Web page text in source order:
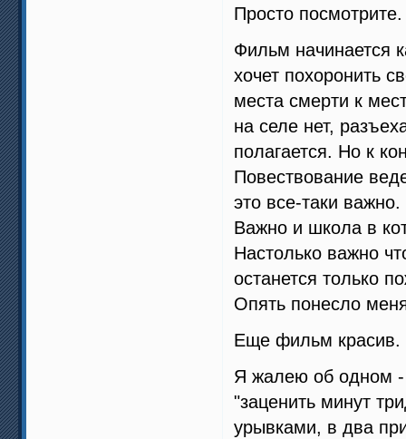
Просто посмотрите.
Фильм начинается
хочет похоронить
места смерти к
на селе нет,
полагается. Но к
Повествование
это все-таки важно.
Важно и школа в
Настолько важно
останется только
Опять понесло
Еще фильм красив.
Я жалею об одном -
"заценить минут
урывками, в два